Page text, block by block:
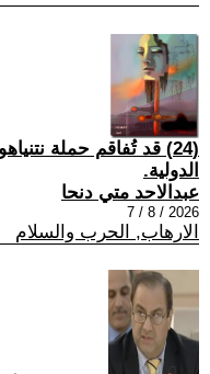
(24) قد تُفاقم حملة
الدولية.
عبدالاحد متي دنحا
2026 / 8 / 7
الارهاب, الحرب والسلام